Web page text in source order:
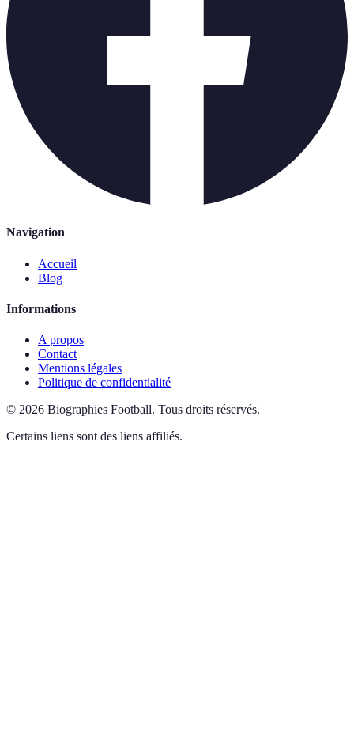
Navigation
Accueil
Blog
Informations
A propos
Contact
Mentions légales
Politique de confidentialité
© 2026 Biographies Football. Tous droits réservés.
Certains liens sont des liens affiliés.